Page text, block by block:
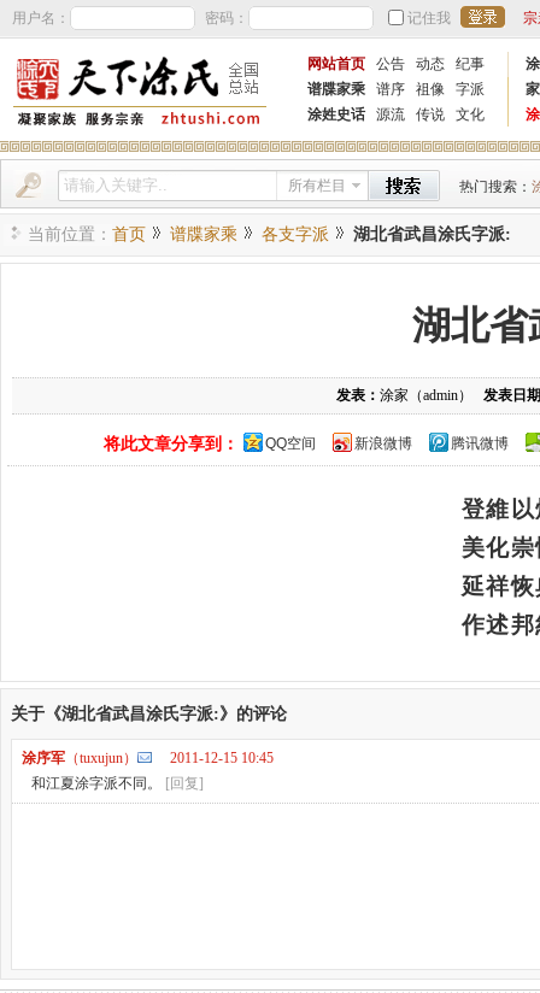
用户名： 密码： 记住我
网站首页 公告 动态 纪事
谱牒家乘
谱序 祖像 字派
涂姓史话
源流 传说 文化
所有栏目 热门搜索：
当前位置： 首页 谱牒家乘 各支字派 湖北省武昌涂氏字派:
湖北省
发表： 涂家（admin） 发表日
将此文章分享到： QQ空间 新浪微博 腾讯微博
登維
美化
延祥
作述
关于《湖北省武昌涂氏字派:》的评论
涂序军 （tuxujun）
2011-12-15 10:45
和江夏涂字派不同。
[回复]